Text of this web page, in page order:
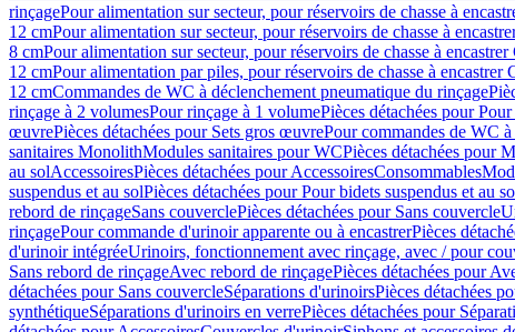
rinçagePour alimentation sur secteur, pour réservoirs de chasse à
12 cmPour alimentation sur secteur, pour réservoirs de chasse à
8 cmPour alimentation sur secteur, pour réservoirs de chasse à
12 cmPour alimentation par piles, pour réservoirs de chasse à encastrer
12 cmCommandes de WC à déclenchement pneumatique du rinçage
rinçage à 2 volumesPour rinçage à 1 volumePièces détachées pour
œuvrePièces détachées pour Sets gros œuvrePour commandes de WC
sanitaires MonolithModules sanitaires pour WCPièces détachées pour
au solAccessoiresPièces détachées pour AccessoiresConsommables
suspendus et au solPièces détachées pour Pour bidets suspendus et au
rebord de rinçageSans couverclePièces détachées pour Sans couvercle
rinçagePour commande d'urinoir apparente ou à encastrerPièces
d'urinoir intégréeUrinoirs, fonctionnement avec rinçage, avec / pour
Sans rebord de rinçageAvec rebord de rinçagePièces détachées pour
détachées pour Sans couvercleSéparations d'urinoirsPièces détachées
synthétiqueSéparations d'urinoirs en verrePièces détachées pour